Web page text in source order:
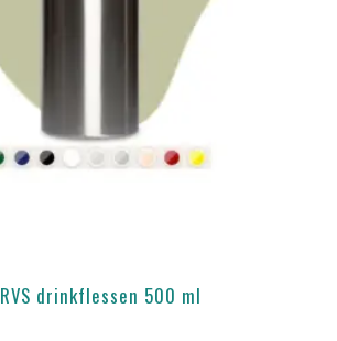
RVS drinkflessen 500 ml